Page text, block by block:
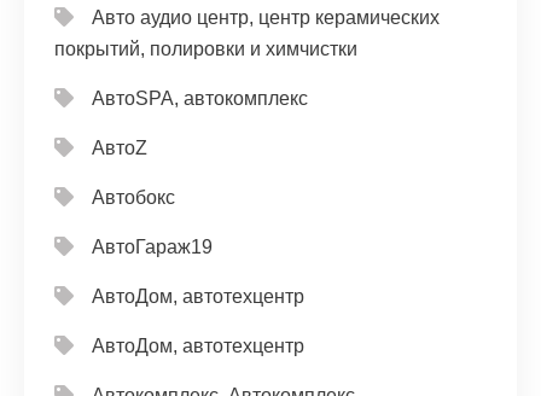
Авто аудио центр, центр керамических
покрытий, полировки и химчистки
АвтоSPA, автокомплекс
АвтоZ
Автобокс
АвтоГараж19
АвтоДом, автотехцентр
АвтоДом, автотехцентр